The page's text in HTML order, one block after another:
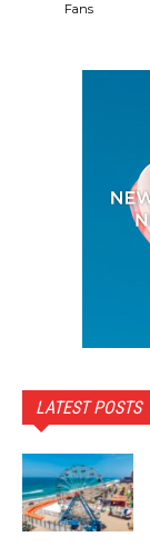
Fans
LATEST POSTS